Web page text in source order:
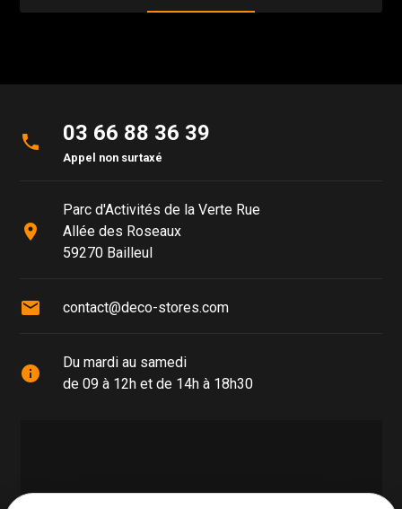
phone 03 66 88 36 39
Appel non surtaxé
place
Parc d'Activités de la Verte Rue
Allée des Roseaux
59270 Bailleul
mail contact@deco-stores.com
info
Du mardi au samedi
de 09 à 12h et de 14h à 18h30